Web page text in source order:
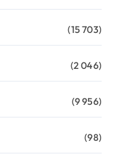
(15 703)
(2 046)
(9 956)
(98)